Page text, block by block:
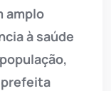
amplo
à saúde